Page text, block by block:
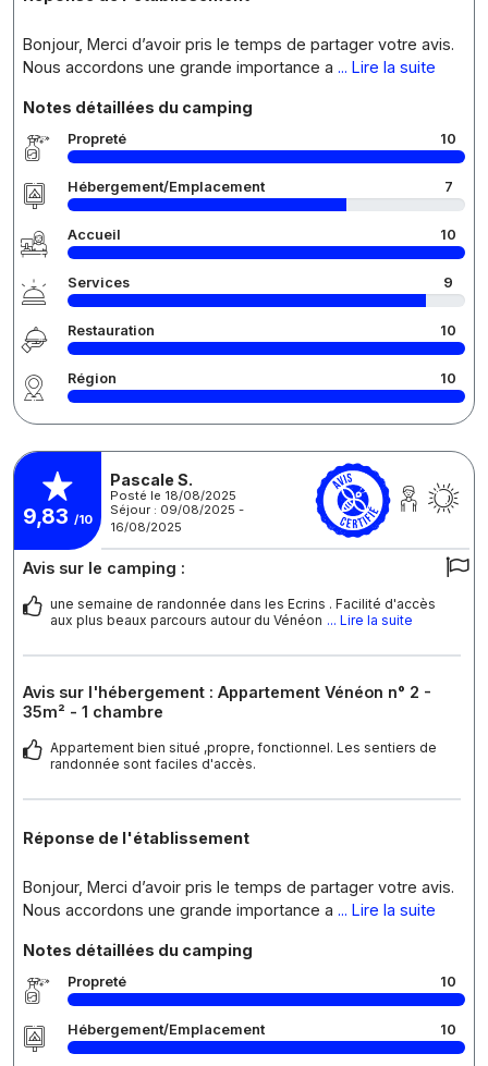
Bonjour, Merci d’avoir pris le temps de partager votre avis.
Nous accordons une grande importance a ... Lire la suite
Notes détaillées du camping
Propreté 10
Hébergement/Emplacement 7
Accueil 10
Services 9
Restauration 10
Région 10
9,83 /10
Pascale S.
Posté le 18/08/2025
Séjour : 09/08/2025 -
16/08/2025
Avis sur le camping :
une semaine de randonnée dans les Ecrins . Facilité d'accès
aux plus beaux parcours autour du Vénéon ... Lire la suite
Avis sur l'hébergement : Appartement Vénéon n° 2 -
35m² - 1 chambre
Appartement bien situé ,propre, fonctionnel. Les sentiers de
randonnée sont faciles d'accès.
Réponse de l'établissement
Bonjour, Merci d’avoir pris le temps de partager votre avis.
Nous accordons une grande importance a ... Lire la suite
Notes détaillées du camping
Propreté 10
Hébergement/Emplacement 10